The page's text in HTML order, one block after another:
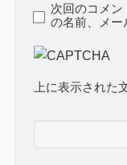
次回のコメン
の名前、メー
上に表示された